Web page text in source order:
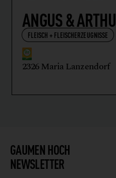
ANGUS &
FLEISCH + FLEISCHERZEUGNISSE
2326 Maria Lanzendorf
GAUMEN HOCH
NEWSLETTER